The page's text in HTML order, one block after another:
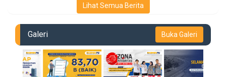
Lihat Semua Berita
Galeri Buka Galeri